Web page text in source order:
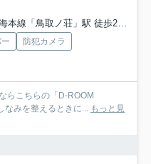
本線「鳥取ノ荘」駅 徒歩21分
防犯カメラ
らこちらの「D-ROOM
みを整えるときに...
もっと見